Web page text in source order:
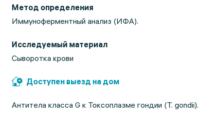
Метод определения
Иммуноферментный анализ (ИФА).
Исследуемый материал
Сыворотка крови
Доступен выезд на дом
Антитела класса G к Токсоплазме гондии (Т. gondii).